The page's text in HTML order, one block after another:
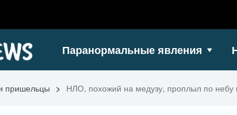
Паранормальные явления
пришельцы > НЛО, похожий на медузу, проплыл по небу